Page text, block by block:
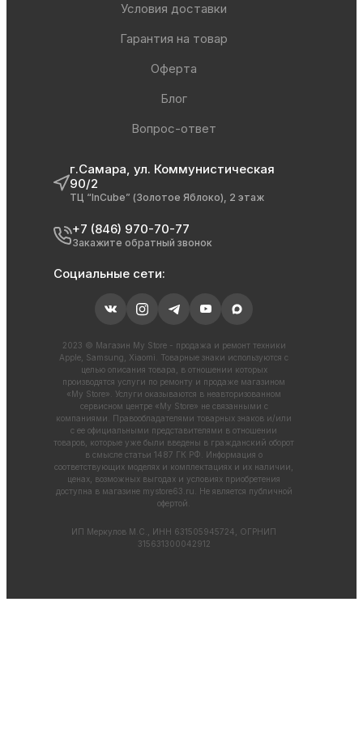
Условия доставки
Гарантия на товар
Оферта
Блог
Вопрос-ответ
г.Самара, ул. Коммунистическая
90/2
ТЦ “InCube” (Золотое Яблоко), 2 этаж
+7 (846) 970-70-77
Закажите обратный звонок
Социальные сети:
2023 © Магазин My Store - продажа и ремонт техники
Apple, Samsung, Xiaomi. Товарные знаки используются с
целью описания товара, в отношении которых
производятся услуги по ремонту и продаже магазином
«My Store». Услуги оказываются в неавторизованном
сервисном центре «My Store» не связанными с
компаниями. Правообладателями товарных знаков и/или
с ее официальными представителями в отношении
товаров, которые уже были введены в гражданский оборот
в смысле статьи 1487 ГК РФ. Информация о
соответствующих моделях и комплектациях и их наличии,
ценах, возможных выгодах и условиях приобретения
доступна в магазине mystore63.ru . Не является публичной
офертой.
ИП Меркулов М.С., ИНН 631505945724, ОГРНИП
315631300042912